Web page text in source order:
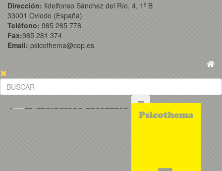
Dirección: Ildelfonso Sánchez del Río, 4, 1º B
33001 Oviedo (España)
Teléfono: 985 285 778
Fax:985 281 374
Email: psicothema@cop.es